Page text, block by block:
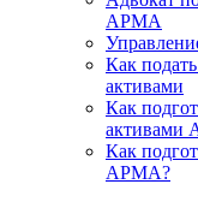
АРМА
Как
активами
Как
активами
Как
АРМА?